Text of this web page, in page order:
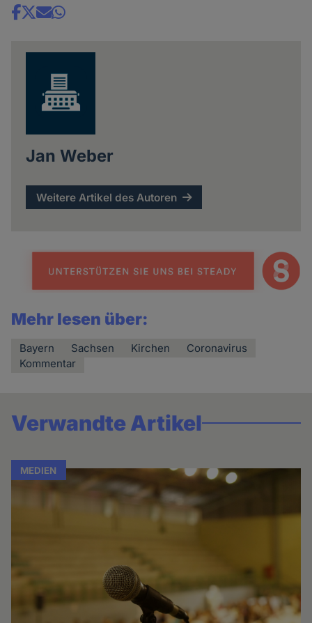
Share
Jan Weber
Weitere Artikel des Autoren
Mehr lesen über:
Bayern Sachsen Kirchen
Coronavirus
Kommentar
Verwandte Artikel
MEDIEN